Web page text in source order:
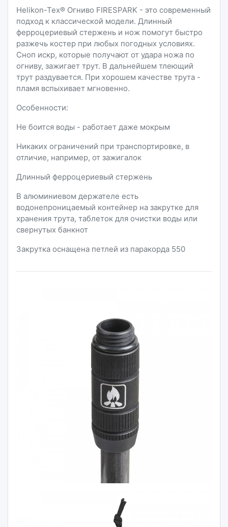
Helikon-Tex® Огниво FIRESPARK - это современный
подход к классической модели. Длинный
ферроцериевый стержень и нож помогут быстро
разжечь костер при любых погодных условиях.
Сноп искр, которые получают от удара ножа по
огниву, зажигает трут. В дальнейшем тлеющий
трут раздувается. При хорошем качестве трута -
пламя вспыхивает мгновенно.
Особенности:
Не боится воды - работает даже мокрым
Никаких ограничений при транспортировке, в
отличие, например, от зажигалок
Длинный ферроцериевый стержень
В алюминиевом держателе есть
водонепроницаемый контейнер на закрутке для
хранения трута, таблеток для очистки воды или
свернутых банкнот
Закрутка оснащена петлей из паракорда 550